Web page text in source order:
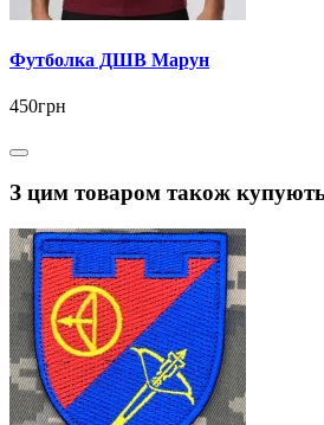
Футболка ДШВ Марун
450грн
З цим товаром також